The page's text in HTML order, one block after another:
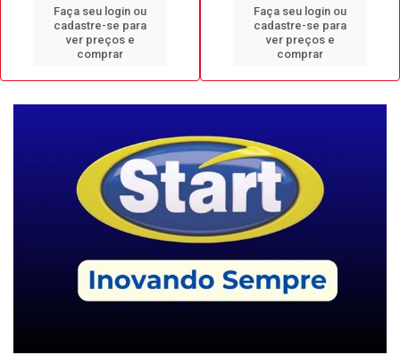
Faça seu login ou
cadastre-se para
ver preços e
comprar
Faça seu login ou
cadastre-se para
ver preços e
comprar